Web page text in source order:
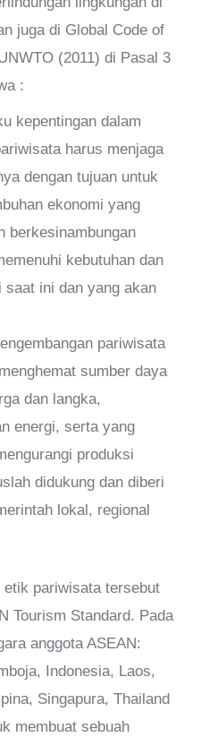
juga di Global Code of
(2011) di Pasal 3
:
kepentingan dalam
harus menjaga
dengan tujuan untuk
ekonomi yang
berkesinambungan
kebutuhan dan
saat ini dan yang akan
pariwisata
sumber daya
dan langka,
energi, serta yang
produksi
didukung dan diberi
lokal, regional
etik pariwisata tersebut
Tourism Standard. Pada
anggota ASEAN:
Indonesia, Laos,
Singapura, Thailand
membuat sebuah